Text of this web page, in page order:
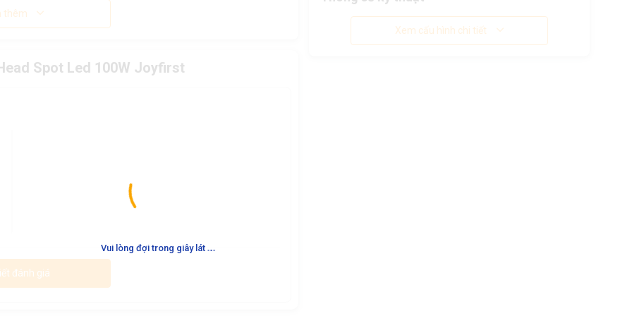
Vui lòng đợi trong giây lát ...
thêm
Spot Led 100W Joyfirst
đánh giá
Xem cấu hình chi tiết